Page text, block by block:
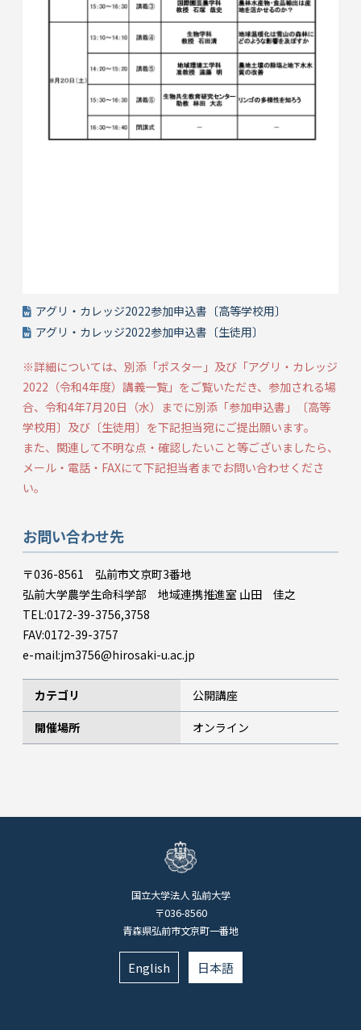
アグリ・カレッジ2022参加申込書〔高等学校用〕
アグリ・カレッジ2022参加申込書〔生徒用〕
※詳細については、別添「ポスター」及び「アグリ・カレッジ
2022（令和4年度）講義一覧」をご覧いただき、参加される場
合、令和4年7月20日（水）までに別添「参加申込書」〔高等
学校用〕及び〔生徒用〕を下記担当宛にご提出願います。
また、関連して不明な点・確認したいこと等ございましたら、
メール・電話・FAXにて下記担当者までお問い合わせくださ
い。
お問い合わせ先
〒036-8561 弘前市文京町3番地
弘前大学農学生命科学部 地域連携推進室 山田 佳之
TEL:0172-39-3756,3758
FAV:0172-39-3757
e-mail:jm3756@hirosaki-u.ac.jp
カテゴリ
公開講座
開催場所
オンライン
国立大学法人 弘前大学
〒036-8560
青森県弘前市文京町一番地
English 日本語